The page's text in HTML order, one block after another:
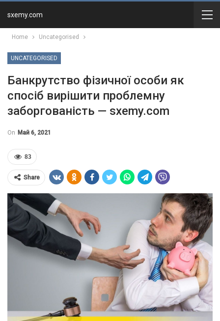
sxemy.com
Home Uncategorised
UNCATEGORISED
Банкрутство фізичної особи як
спосіб вирішити проблемну
заборгованість — sxemy.com
On Май 6, 2021
83
Share